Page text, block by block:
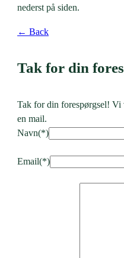
nederst på siden.
← Back
Tak for din
Tak for din forespørgsel! Vi
en mail.
Navn(*)
Email(*)